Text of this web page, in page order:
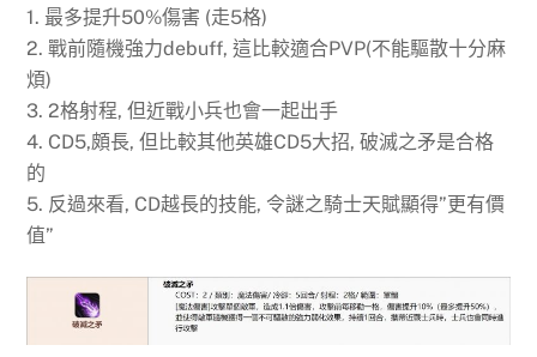
1. 最多提升50%傷害 (走5格)
2. 戰前隨機強力debuff, 這比較適合PVP(不能驅散十分麻
煩)
3. 2格射程, 但近戰小兵也會一起出手
4. CD5,頗長, 但比較其他英雄CD5大招, 破滅之矛是合格
的
5. 反過來看, CD越長的技能, 令謎之騎士天賦顯得”更有價
值”